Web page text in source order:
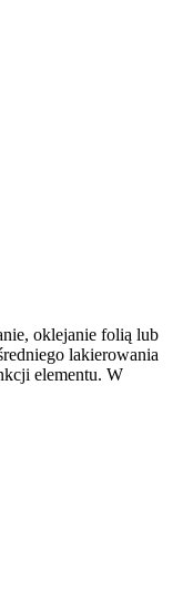
oklejanie folią lub
lakierowania
elementu. W